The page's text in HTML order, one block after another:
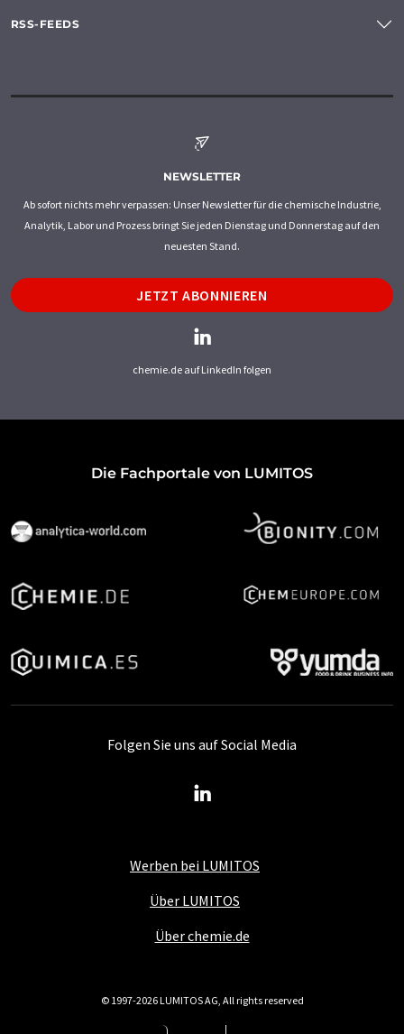
RSS-FEEDS
NEWSLETTER
Ab sofort nichts mehr verpassen: Unser Newsletter für die chemische Industrie,
Analytik, Labor und Prozess bringt Sie jeden Dienstag und Donnerstag auf den
neuesten Stand.
JETZT ABONNIEREN
chemie.de auf LinkedIn folgen
Die Fachportale von LUMITOS
Werben bei LUMITOS
Über LUMITOS
Über chemie.de
Folgen Sie uns auf Social Media
© 1997-2026 LUMITOS AG, All rights reserved